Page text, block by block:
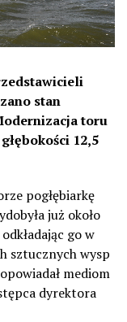
stan
toru
12,5
pogłębiarkę
już około
go w
sztucznych wysp
mediom
dyrektora